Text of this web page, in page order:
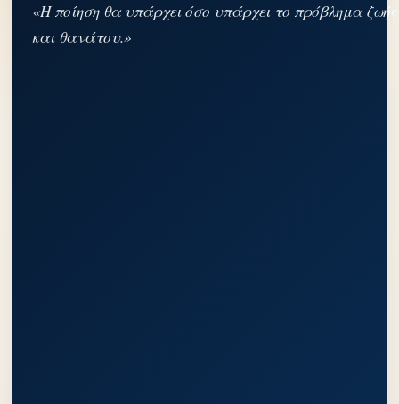
«Η ποίηση θα υπάρχει όσο υπάρχει το πρόβλημα ζωής
και θανάτου.»